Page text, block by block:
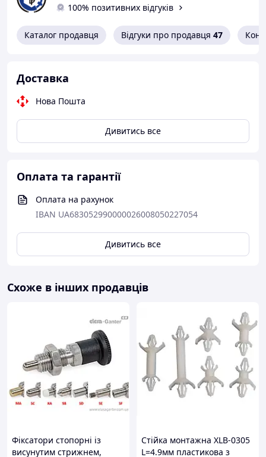
100% позитивних відгуків
Каталог продавця Відгуки про продавця 47
Доставка
Нова Пошта
Дивитись все
Оплата та гарантії
Оплата на рахунок
IBAN UA683052990000026008050227054
Дивитись все
Схоже в інших продавців
Фіксатори стопорні із
висунутим стрижнем,
Стійка монтажна XLB-0305
L=4.9мм пластикова з